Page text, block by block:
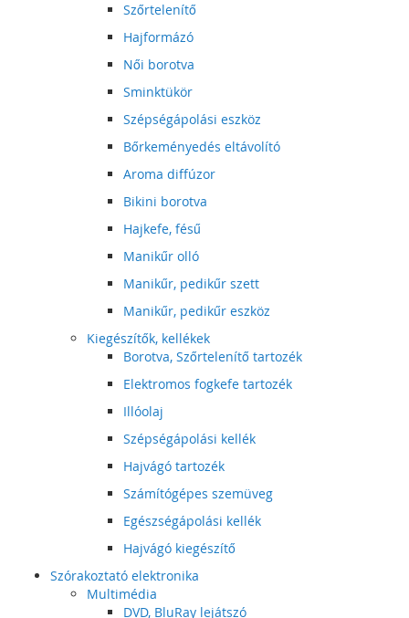
Szőrtelenítő
Hajformázó
Női borotva
Sminktükör
Szépségápolási eszköz
Bőrkeményedés eltávolító
Aroma diffúzor
Bikini borotva
Hajkefe, fésű
Manikűr olló
Manikűr, pedikűr szett
Manikűr, pedikűr eszköz
Kiegészítők, kellékek
Borotva, Szőrtelenítő tartozék
Elektromos fogkefe tartozék
Illóolaj
Szépségápolási kellék
Hajvágó tartozék
Számítógépes szemüveg
Egészségápolási kellék
Hajvágó kiegészítő
Szórakoztató elektronika
Multimédia
DVD, BluRay lejátszó